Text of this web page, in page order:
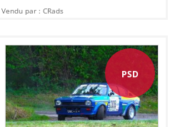
Vendu par : CRads
PSD